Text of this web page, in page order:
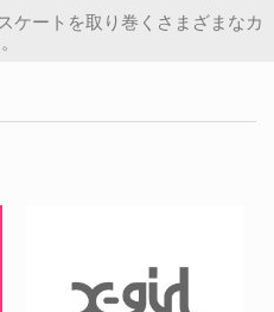
ケートを取り巻くさまざまなカ